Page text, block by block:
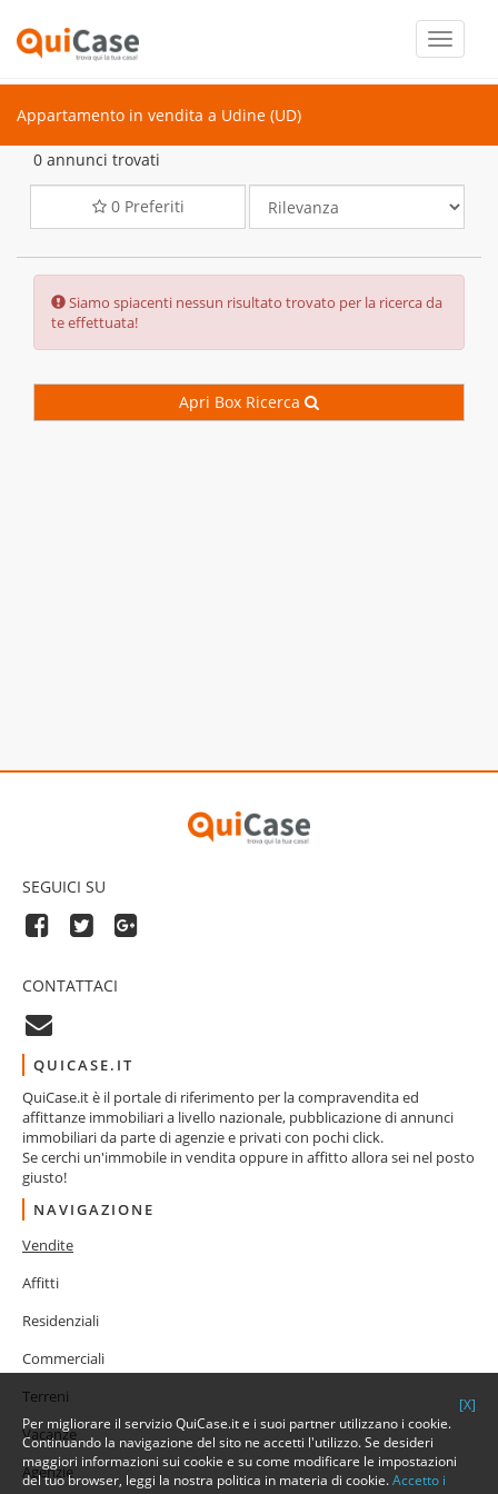
Toggle
Appartamento in vendita a Udine (UD)
0 annunci trovati
0Preferiti
Error:
Siamo spiacenti nessun risultato trovato per la ricerca da
te effettuata!
Apri Box Ricerca
SEGUICI SU
CONTATTACI
QUICASE.IT
QuiCase.it è il portale di riferimento per la compravendita ed
affittanze immobiliari a livello nazionale, pubblicazione di annunci
immobiliari da parte di agenzie e privati con pochi click.
Se cerchi un'immobile in vendita oppure in affitto allora sei nel posto
giusto!
NAVIGAZIONE
Vendite
Affitti
Residenziali
Commerciali
Terreni
Vacanze
Agenzie
[X]
Per migliorare il servizio QuiCase.it e i suoi partner utilizzano i cookie.
Continuando la navigazione del sito ne accetti l'utilizzo. Se desideri
maggiori informazioni sui cookie e su come modificare le impostazioni
del tuo browser, leggi la nostra politica in materia di cookie.Accetto i